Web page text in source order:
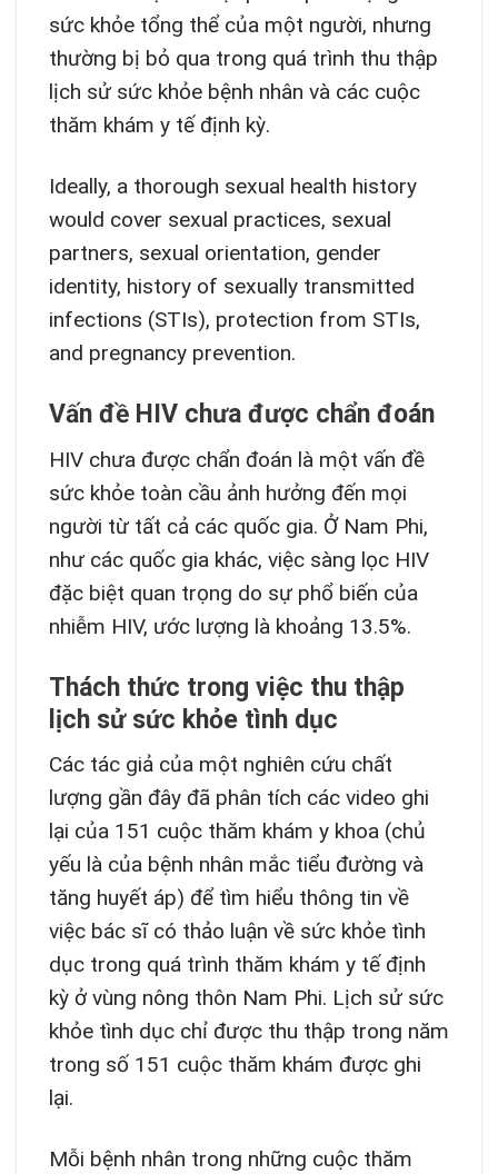
sức khỏe tổng thể của một người, nhưng
thường bị bỏ qua trong quá trình thu thập
lịch sử sức khỏe bệnh nhân và các cuộc
thăm khám y tế định kỳ.
Ideally, a thorough sexual health history
would cover sexual practices, sexual
partners, sexual orientation, gender
identity, history of sexually transmitted
infections (STIs), protection from STIs,
and pregnancy prevention.
Vấn đề HIV chưa được chẩn đoán
HIV chưa được chẩn đoán là một vấn đề
sức khỏe toàn cầu ảnh hưởng đến mọi
người từ tất cả các quốc gia. Ở Nam Phi,
như các quốc gia khác, việc sàng lọc HIV
đặc biệt quan trọng do sự phổ biến của
nhiễm HIV, ước lượng là khoảng 13.5%.
Thách thức trong việc thu thập
lịch sử sức khỏe tình dục
Các tác giả của một nghiên cứu chất
lượng gần đây đã phân tích các video ghi
lại của 151 cuộc thăm khám y khoa (chủ
yếu là của bệnh nhân mắc tiểu đường và
tăng huyết áp) để tìm hiểu thông tin về
việc bác sĩ có thảo luận về sức khỏe tình
dục trong quá trình thăm khám y tế định
kỳ ở vùng nông thôn Nam Phi. Lịch sử sức
khỏe tình dục chỉ được thu thập trong năm
trong số 151 cuộc thăm khám được ghi
lại.
Mỗi bệnh nhân trong những cuộc thăm